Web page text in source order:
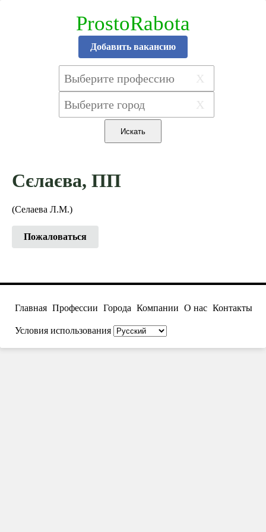
ProstoRabota
Добавить вакансию
X
X
Сєлаєва, ПП
(Селаева Л.М.)
Пожаловаться
Главная Профессии Города Компании О нас Контакты
Условия использования